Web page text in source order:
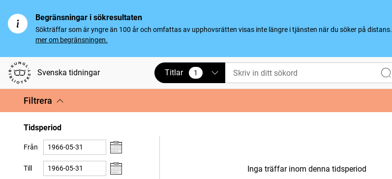
Begränsningar i sökresultaten
Sökträffar som är yngre än 100 år och omfattas av upphovsrätten visas inte längre i tjänsten när du söker på distans.
mer om begränsningen.
Svenska tidningar Titlar 1
vald
Filtrera
Tidsperiod
Från
Till Inga träffar inom denna tidsperiod